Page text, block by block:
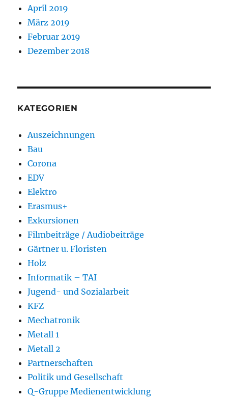
April 2019
März 2019
Februar 2019
Dezember 2018
KATEGORIEN
Auszeichnungen
Bau
Corona
EDV
Elektro
Erasmus+
Exkursionen
Filmbeiträge / Audiobeiträge
Gärtner u. Floristen
Holz
Informatik – TAI
Jugend- und Sozialarbeit
KFZ
Mechatronik
Metall 1
Metall 2
Partnerschaften
Politik und Gesellschaft
Q-Gruppe Medienentwicklung